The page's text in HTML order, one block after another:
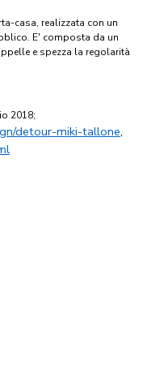
casa, realizzata con un
E' composta da un
e spezza la regolarità
2018;
detour-miki-tallone,